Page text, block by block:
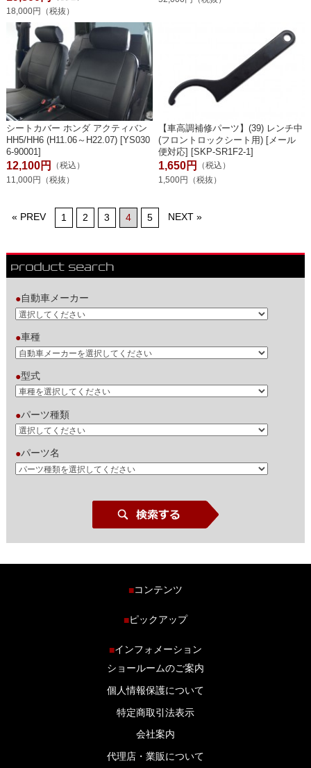
18,000円（税抜）
シートカバー ホンダ アクティバン
HH5/HH6 (H11.06～H22.07) [YS030
6-90001]
12,100円
（税込）
11,000円（税抜）
【車高調補修パーツ】(39) レンチ中
(フロントロックシート用) [メール
便対応] [SKP-SR1F2-1]
1,650円
（税込）
1,500円（税抜）
« PREV 1 2 3 4 5 NEXT »
●自動車メーカー
●車種
●型式
●パーツ種類
●パーツ名
■コンテンツ
商品ラインナップ
ブログ
■ピックアップ
■インフォメーション
ショールームのご案内
個人情報保護について
特定商取引法表示
会社案内
代理店・業販について